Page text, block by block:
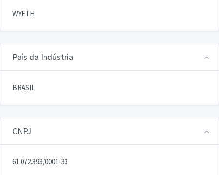
WYETH
País da Indústria
BRASIL
CNPJ
61.072.393/0001-33